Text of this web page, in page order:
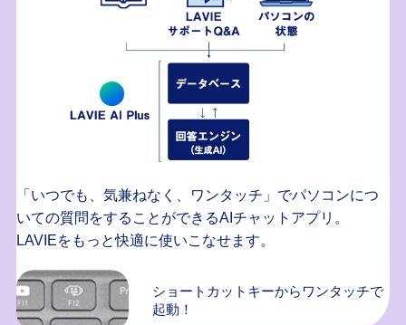
「いつでも、気兼ねなく、ワンタッチ」でパソコンにつ
いての質問をすることができるAIチャットアプリ。
LAVIEをもっと快適に使いこなせます。
ショートカットキーからワンタッチで
起動！